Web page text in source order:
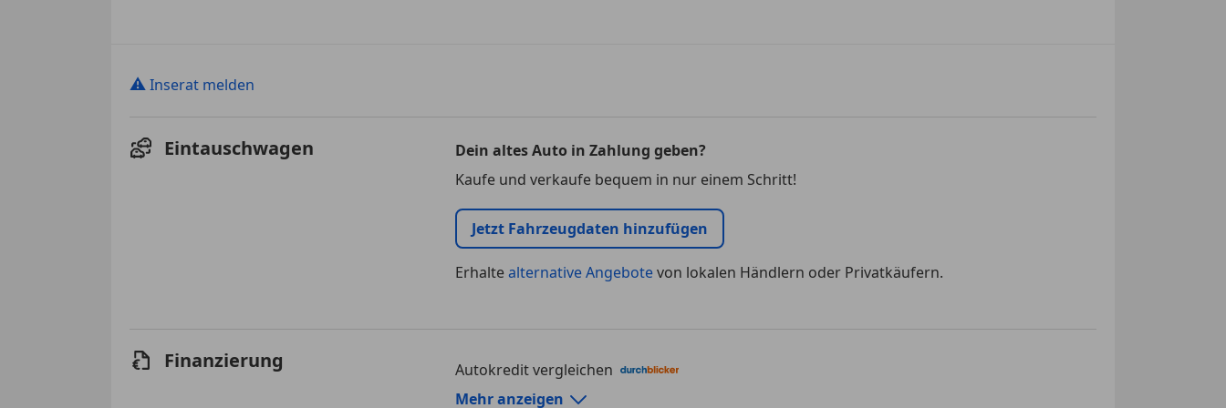
⚠ Inserat melden
Eintauschwagen
Dein altes Auto in Zahlung geben?
Kaufe und verkaufe bequem in nur einem Schritt!
Jetzt Fahrzeugdaten hinzufügen
Erhaltealternative Angebotevon lokalen Händlern oder Privatkäufern.
Finanzierung
Autokredit vergleichen
Autokredit-Rechner von durchblicker.at
Mehr anzeigen